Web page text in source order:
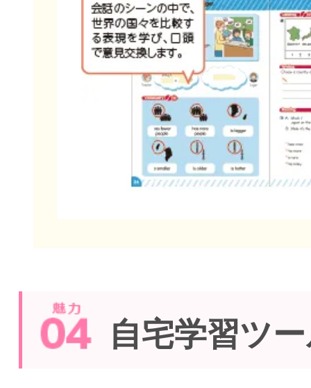
自宅学習ツ